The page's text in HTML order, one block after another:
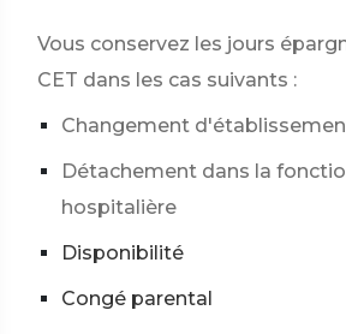
Vous conservez les jours
CET dans les cas suivants :
Changement
Détachement dans la
hospitalière
Disponibilité
Congé parental